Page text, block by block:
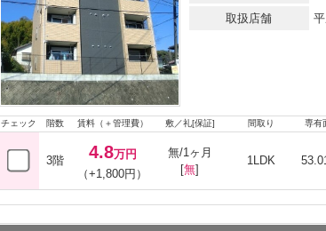
取扱店舗
チェック 階数 賃料（＋管理費） 敷／礼[保証] 間取り 専有
3階 4.8万円
（+1,800円）
無/1ヶ月
[無]
1LDK